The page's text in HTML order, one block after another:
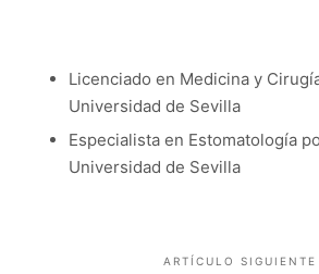
Licenciado en Medicina y
Universidad de Sevilla
Especialista en Estomatología
Universidad de Sevilla
ARTÍCULO